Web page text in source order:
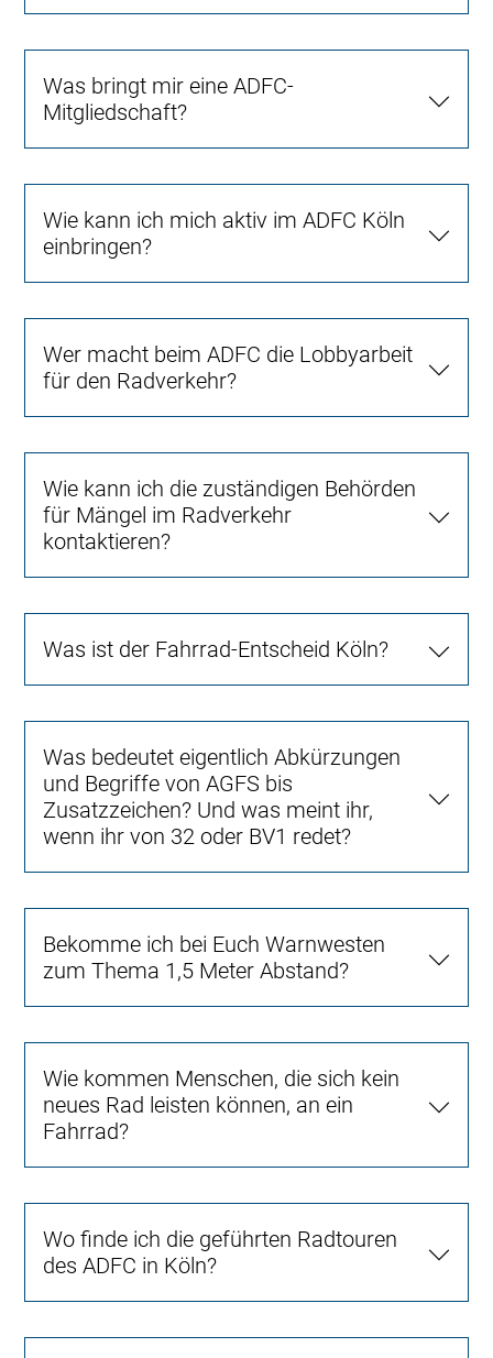
Was bringt mir eine ADFC-
Mitgliedschaft?
Wie kann ich mich aktiv im ADFC Köln
einbringen?
Wer macht beim ADFC die Lobbyarbeit
für den Radverkehr?
Wie kann ich die zuständigen Behörden
für Mängel im Radverkehr
kontaktieren?
Was ist der Fahrrad-Entscheid Köln?
Was bedeutet eigentlich Abkürzungen
und Begriffe von AGFS bis
Zusatzzeichen? Und was meint ihr,
wenn ihr von 32 oder BV1 redet?
Bekomme ich bei Euch Warnwesten
zum Thema 1,5 Meter Abstand?
Wie kommen Menschen, die sich kein
neues Rad leisten können, an ein
Fahrrad?
Wo finde ich die geführten Radtouren
des ADFC in Köln?